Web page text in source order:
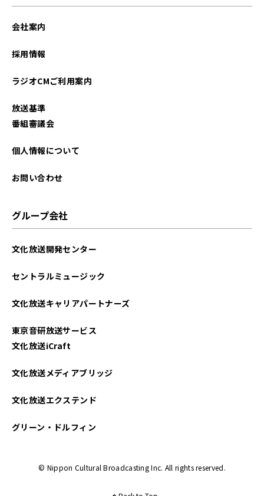
会社案内
採用情報
ラジオCMご利用案内
放送基準
番組審議会
個人情報について
お問い合わせ
グループ会社
文化放送開発センター
セントラルミュージック
文化放送キャリアパートナーズ
東京音研放送サービス
文化放送iCraft
文化放送メディアブリッジ
文化放送エクステンド
グリーン・ドルフィン
© Nippon Cultural Broadcasting Inc. All rights reserved.